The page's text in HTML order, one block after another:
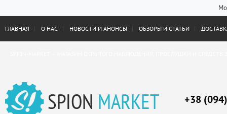
ГЛАВНАЯ О НАС НОВОСТИ И АНОНСЫ ОБЗОРЫ И СТАТЬИ
+38